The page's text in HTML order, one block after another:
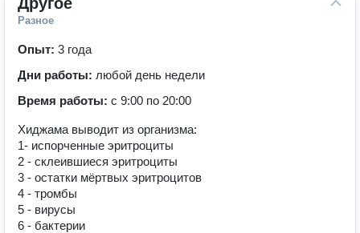
Разное
Опыт: 3 года
Дни работы: любой день недели
Время работы: с 9:00 по 20:00
Хиджама выводит из организма:
1- испорченные эритроциты
2 - склеившиеся эритроциты
3 - остатки мёртвых эритроцитов
4 - тромбы
5 - вирусы
6 - бактерии